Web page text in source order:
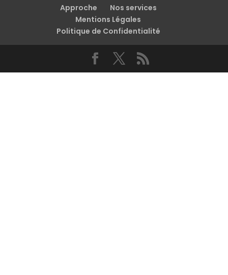
Approche
Nos services
Mentions Légales
Politique de Confidentialité